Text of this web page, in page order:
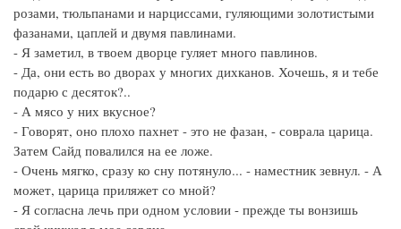
розами, тюльпанами и нарциссами, гуляющими золотистыми
фазанами, цаплей и двумя павлинами.
- Я заметил, в твоем дворце гуляет много павлинов.
- Да, они есть во дворах у многих дихканов. Хочешь, я и тебе
подарю с десяток?..
- А мясо у них вкусное?
- Говорят, оно плохо пахнет - это не фазан, - соврала царица.
Затем Сайд повалился на ее ложе.
- Очень мягко, сразу ко сну потянуло... - наместник зевнул. - А
может, царица приляжет со мной?
- Я согласна лечь при одном условии - прежде ты вонзишь